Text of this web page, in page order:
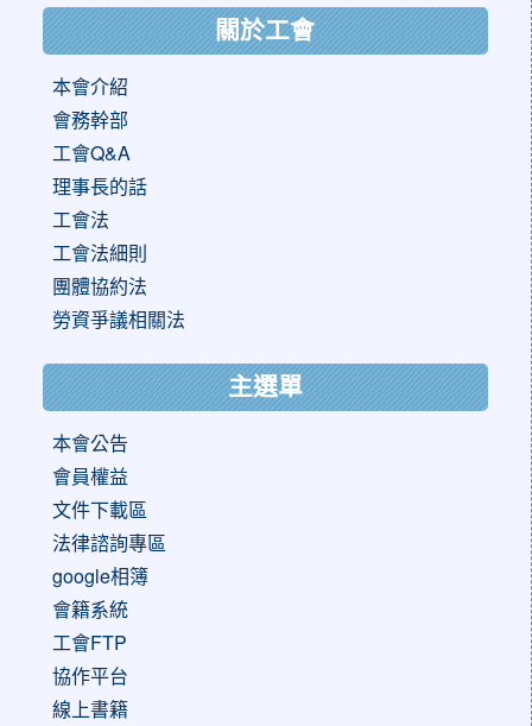
關於工會
本會介紹
會務幹部
工會Q&A
理事長的話
工會法
工會法細則
團體協約法
勞資爭議相關法
主選單
本會公告
會員權益
文件下載區
法律諮詢專區
google相簿
會籍系統
工會FTP
協作平台
線上書籍